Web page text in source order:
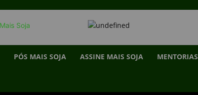
PÓS MAIS SOJA ASSINE MAIS SOJA MENTORIAS